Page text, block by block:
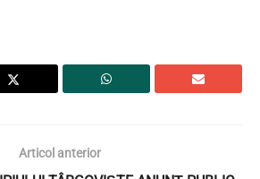
Articol anterior